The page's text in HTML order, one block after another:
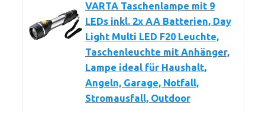
VARTA Taschenlampe mit 9
LEDs inkl. 2x AA Batterien, Day
Light Multi LED F20 Leuchte,
Taschenleuchte mit Anhänger,
Lampe ideal für Haushalt,
Angeln, Garage, Notfall,
Stromausfall, Outdoor